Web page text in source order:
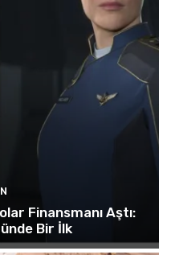
Finansmanı Aştı:
Bir İlk